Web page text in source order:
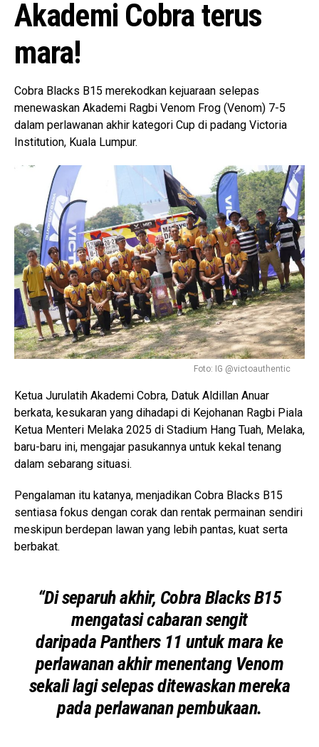
Akademi Cobra terus
mara!
Cobra Blacks B15 merekodkan kejuaraan selepas
menewaskan Akademi Ragbi Venom Frog (Venom) 7-5
dalam perlawanan akhir kategori Cup di padang Victoria
Institution, Kuala Lumpur.
Foto: IG @victoauthentic
Ketua Jurulatih Akademi Cobra, Datuk Aldillan Anuar
berkata, kesukaran yang dihadapi di Kejohanan Ragbi Piala
Ketua Menteri Melaka 2025 di Stadium Hang Tuah, Melaka,
baru-baru ini, mengajar pasukannya untuk kekal tenang
dalam sebarang situasi.
Pengalaman itu katanya, menjadikan Cobra Blacks B15
sentiasa fokus dengan corak dan rentak permainan sendiri
meskipun berdepan lawan yang lebih pantas, kuat serta
berbakat.
“Di separuh akhir, Cobra Blacks B15
mengatasi cabaran sengit
daripada Panthers 11 untuk mara ke
perlawanan akhir menentang Venom
sekali lagi selepas ditewaskan mereka
pada perlawanan pembukaan.